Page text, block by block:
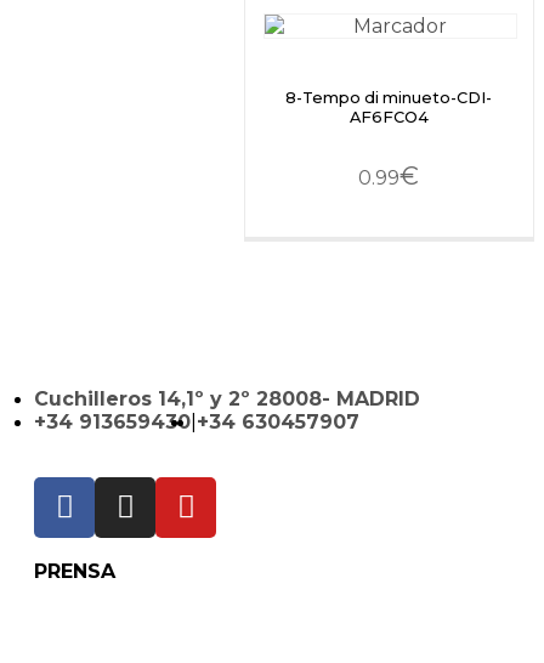
8-Tempo di minueto-CDI-
AF6FCO4
0.99€
Cuchilleros 14,1º y 2º 28008- MADRID
+34 913659430 +34 630457907
PRENSA